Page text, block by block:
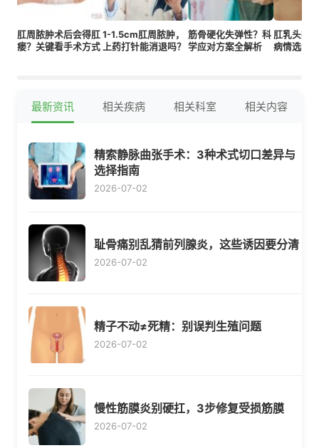
肛周脓肿术后会得肛
瘘？关键看手术方式
1-1.5cm肛周脓肿，
上药打针能消退吗？
筋骨硬化失弹性？科
学应对方案全解析
肛乳头瘤
病情选2类
最新资讯 相关疾病 相关科室 相关内容
精索静脉曲张手术：3种术式切口差异与
选择指南
2026-07-02
耻骨痛别乱猜前列腺炎，这些诱因要分清
2026-07-02
精子不动≠死精：别误判生殖问题
2026-07-02
慢性筋膜炎别硬扛，3步修复受损筋膜
2026-07-02